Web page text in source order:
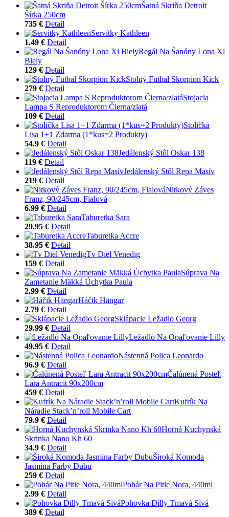
Šatná Skriňa Detroit
Šírka 250cm
735 € Detail
Servítky Kathleen
1.49 € Detail
Regál Na Šanóny Lona Xl
Biely
129 € Detail
Stolný Futbal Skorpion Kick
279 € Detail
Stojacia
Lampa S Reproduktorom Čierna/zlatá
109 € Detail
Stolička
Lisa 1+1 Zdarma (1*kus=2 Produkty)
54.9 € Detail
Jedálenský Stôl Oskar 138
119 € Detail
Jedálenský Stôl Repa Masív
219 € Detail
Nitkový Záves
Franz, 90/245cm, Fialová
6.99 € Detail
Taburetka Sara
29.95 € Detail
Taburetka Accre
38.95 € Detail
Tv Diel Venedig
159 € Detail
Súprava Na
Zametanie Mäkká Úchytka Paula
2.99 € Detail
Háčik Hängar
2.79 € Detail
Sklápacie Ležadlo Georg
29.99 € Detail
Ležadlo Na Opaľovanie Lilly
49.95 € Detail
Nástenná Polica Leonardo
96.9 € Detail
Čalúnená Posteľ
Lara Antracit 90x200cm
459 € Detail
Kufrík Na
Náradie Stack’n’roll Mobile Cart
79.9 € Detail
Horná Kuchynská
Skrinka Nano Kh 60
34.9 € Detail
Široká Komoda
Jasmina Farby Dubu
259 € Detail
Pohár Na Pitie Nora, 440ml
2.99 € Detail
Pohovka Dilly Tmavá Sivá
389 € Detail